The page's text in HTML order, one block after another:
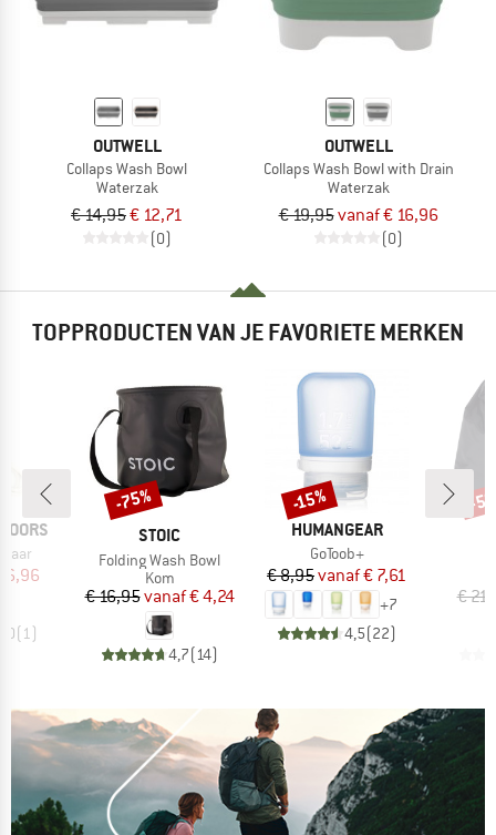
OUTWELL
Collaps Wash Bowl
Waterzak
€ 14,95€ 12,71
(0)
OUTWELL
Collaps Wash Bowl with Drain
Waterzak
€ 19,95vanaf € 16,96
(0)
TOPPRODUCTEN VAN JE FAVORIETE MERKEN
prijs
(1)
MERK
STOIC
Artikel
Folding Wash Bowl
Productgroep
Kom
Prijs
€ 16,95 Verlaagde prijs
vanaf€ 4,24
4,7(14)
Korting
-75%
MERK
HUMANGEAR
Artikel
GoToob+
Prijs
€ 8,95 Verlaagde prijs
vanaf€ 7,61
+7
4,5(22)
Korting
-15%
€
-